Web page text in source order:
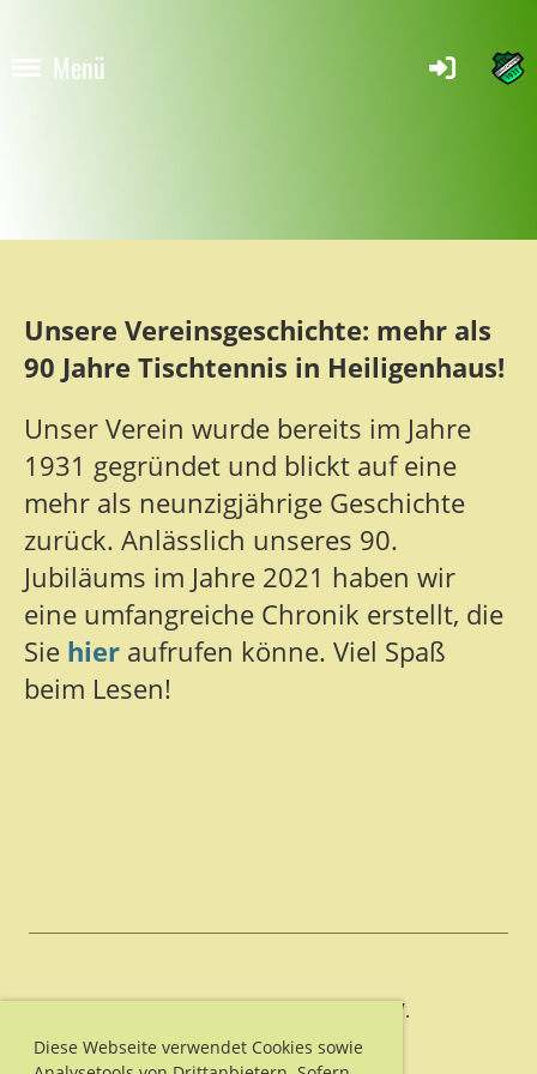
Diese Webseite verwendet Cookies sowie
Menü
Unsere Vereinsgeschichte: mehr als
90 Jahre Tischtennis in Heiligenhaus!
Unser Verein wurde bereits im Jahre
1931 gegründet und blickt auf eine
mehr als neunzigjährige Geschichte
zurück. Anlässlich unseres 90.
Jubiläums im Jahre 2021 haben wir
eine umfangreiche Chronik erstellt, die
Sie hier aufrufen könne. Viel Spaß
beim Lesen!
© 1. TTC 1931 Heiligenhaus e.V.
Erstellt mit ClubDesk Vereinssoftware